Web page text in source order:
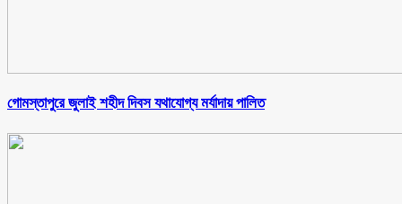
গোমস্তাপুরে জুলাই শহীদ দিবস যথাযোগ্য মর্যাদায় পালিত